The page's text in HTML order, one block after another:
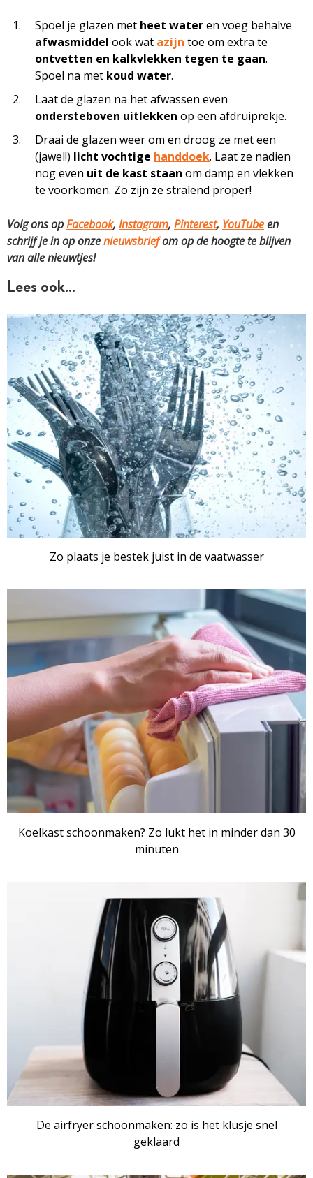
Spoel je glazen met heet wateren voeg behalve
afwasmiddel ook wat azijn toe om extra te
ontvetten en kalkvlekken tegen te gaan.
Spoel na met koud water.
Laat de glazen na het afwassen even
ondersteboven uitlekken op een afdruiprekje.
Draai de glazen weer om en droog ze met een
(jawel!) licht vochtige handdoek. Laat ze nadien
nog even uit de kast staan om damp en vlekken
te voorkomen. Zo zijn ze stralend proper!
Volg ons opFacebook, Instagram, Pinterest, YouTubeen
schrijf je in op onzenieuwsbriefom op de hoogte te blijven
van alle nieuwtjes!
Lees ook…
Zo plaats je bestek juist in de vaatwasser
Koelkast schoonmaken? Zo lukt het in minder dan 30
minuten
De airfryer schoonmaken: zo is het klusje snel
geklaard